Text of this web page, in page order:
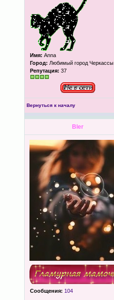
Имя: Anna
Город: Любимый город Черкассы
Репутация: 37
Вернуться к началу
Bler
Сообщения: 104